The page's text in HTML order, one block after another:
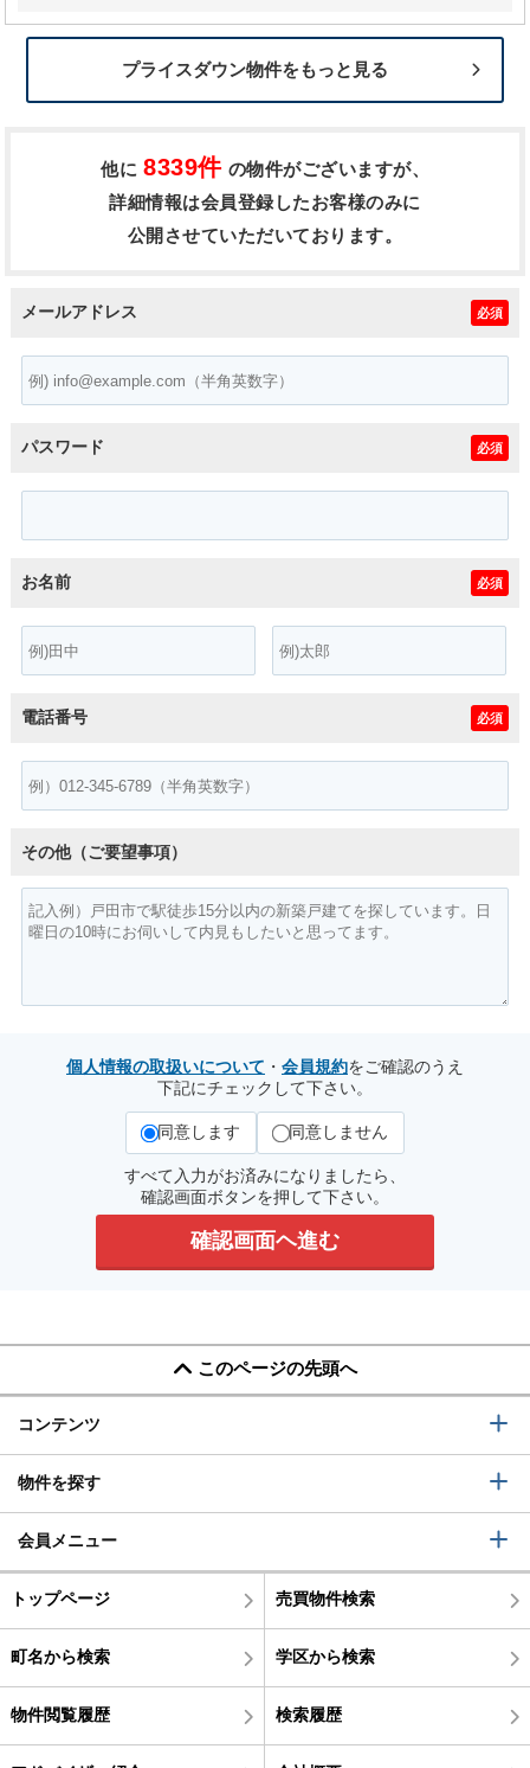
プライスダウン物件をもっと見る
他に 8339件 の物件がございますが、
詳細情報は会員登録したお客様のみに
公開させていただいております。
メールアドレス 必須
パスワード 必須
お名前 必須
電話番号 必須
その他（ご要望事項）
個人情報の取扱いについて ・ 会員規約をご確認のうえ
下記にチェックして下さい。
同意します 同意しません
すべて入力がお済みになりましたら、
確認画面ボタンを押して下さい。
このページの先頭へ
コンテンツ
物件を探す
会員メニュー
トップページ 売買物件検索
町名から検索 学区から検索
物件閲覧履歴 検索履歴